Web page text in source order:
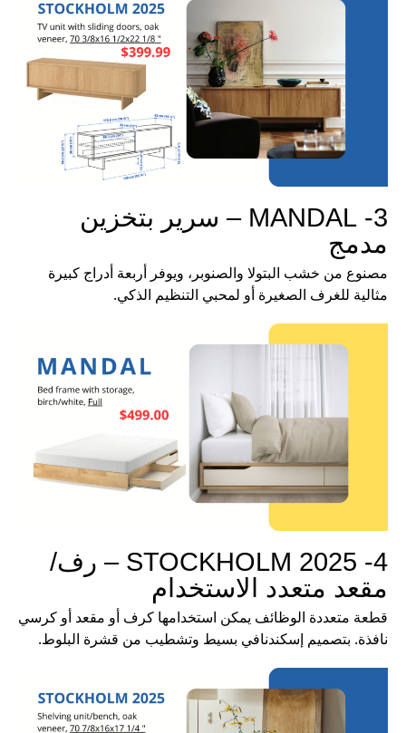
3- MANDAL – سرير بتخزين
مدمج
مصنوع من خشب البتولا والصنوبر، ويوفر أربعة أدراج كبيرة
مثالية للغرف الصغيرة أو لمحبي التنظيم الذكي.
4- STOCKHOLM 2025 – رف/
مقعد متعدد الاستخدام
قطعة متعددة الوظائف يمكن استخدامها كرف أو مقعد أو كرسي
نافذة. بتصميم إسكندنافي بسيط وتشطيب من قشرة البلوط.